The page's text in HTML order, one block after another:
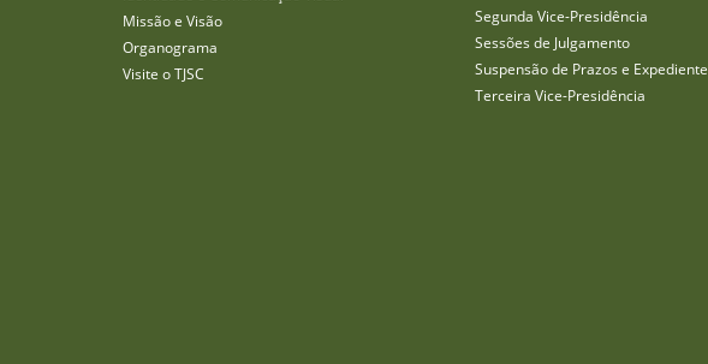
Missão e Visão
Organograma
Visite o TJSC
Segunda Vice-Presidência
Sessões de Julgamento
Suspensão de Prazos e Expediente
Terceira Vice-Presidência